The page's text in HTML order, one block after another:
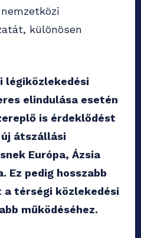
különösen
légiközlekedési
elindulása esetén
is érdeklődést
átszállási
Európa, Ázsia
Ez pedig hosszabb
térségi közlekedési
működéséhez.